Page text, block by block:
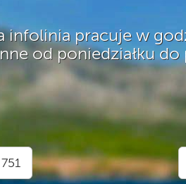
infolinia pracuje w
od poniedziałku do